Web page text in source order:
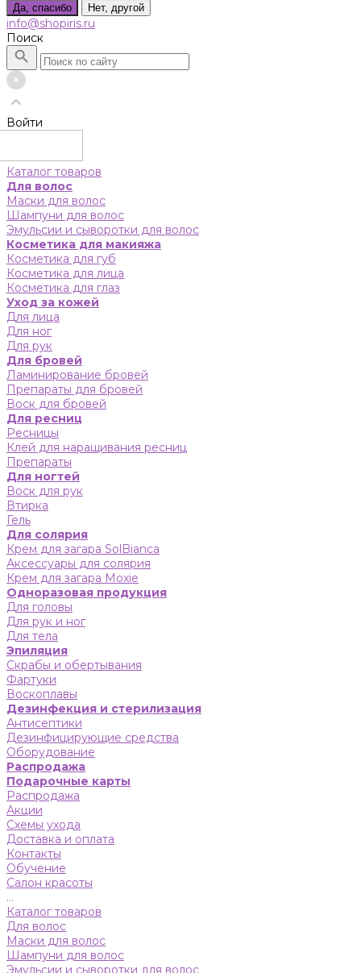
Да, спасибо Нет, другой
info@shopiris.ru
Поиск
Войти
Каталог товаров
Для волос
Маски для волос
Шампуни для волос
Эмульсии и сыворотки для волос
Косметика для макияжа
Косметика для губ
Косметика для лица
Косметика для глаз
Уход за кожей
Для лица
Для ног
Для рук
Для бровей
Ламинирование бровей
Препараты для бровей
Воск для бровей
Для ресниц
Ресницы
Клей для наращивания ресниц
Препараты
Для ногтей
Воск для рук
Втирка
Гель
Для солярия
Крем для загара SolBianca
Аксессуары для солярия
Крем для загара Moxie
Одноразовая продукция
Для головы
Для рук и ног
Для тела
Эпиляция
Скрабы и обертывания
Фартуки
Воскоплавы
Дезинфекция и стерилизация
Антисептики
Дезинфицирующие средства
Оборудование
Распродажа
Подарочные карты
Распродажа
Акции
Схемы ухода
Доставка и оплата
Контакты
Обучение
Салон красоты
...
Каталог товаров
Для волос
Маски для волос
Шампуни для волос
Эмульсии и сыворотки для волос